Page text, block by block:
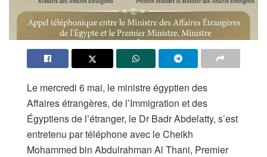
Le mercredi 6 mai, le ministre égyptien des
Affaires étrangères, de l’Immigration et des
Égyptiens de l’étranger, le Dr Badr Abdelatty, s’est
entretenu par téléphone avec le Cheikh
Mohammed bin Abdulrahman Al Thani, Premier